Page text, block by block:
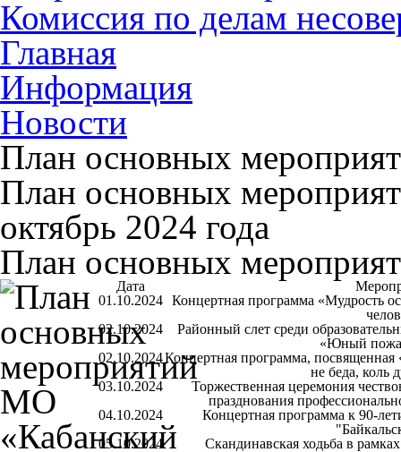
Комиссия по делам
Главная
Информация
Новости
План основных
План основных
октябрь 2024 года
План основных
Дата
01.10.2024 Концертная программа «Мудрость
02.10.2024
Районный слет среди
«Юный
02.10.2024Концертная программа,
не беда, коль
03.10.2024
Торжественная церемония
празднования
04.10.2024
Концертная программа к 90-
05.10.2024
Скандинавская ходьба в